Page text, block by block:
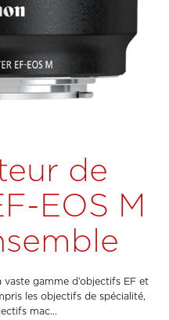
de
EOS M
gamme d’objectifs EF et
les objectifs de spécialité,
mac...